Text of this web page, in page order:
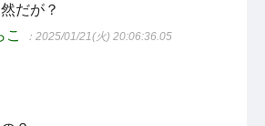
だが？
こ ：2025/01/21(火) 20:06:36.05